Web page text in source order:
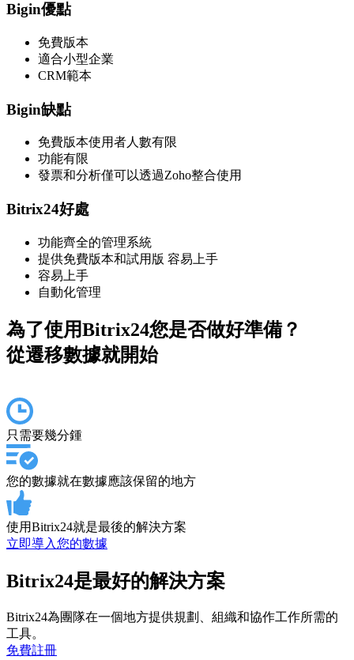
Bigin優點
免費版本
適合小型企業
CRM範本
Bigin缺點
免費版本使用者人數有限
功能有限
發票和分析僅可以透過Zoho整合使用
Bitrix24好處
功能齊全的管理系統
提供免費版本和試用版 容易上手
容易上手
自動化管理
為了使用Bitrix24您是否做好準備？
從遷移數據就開始
只需要幾分鍾
您的數據就在數據應該保留的地方
使用Bitrix24就是最後的解決方案
立即導入您的數據
Bitrix24是最好的解決方案
Bitrix24為團隊在一個地方提供規劃、組織和協作工作所需的
工具。
免費註冊